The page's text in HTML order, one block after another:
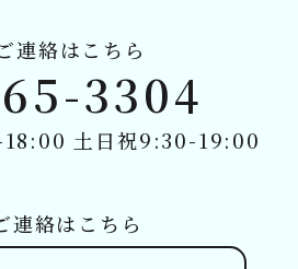
連絡はこちら
3304
18:00 土日祝9:30-19:00
絡はこちら